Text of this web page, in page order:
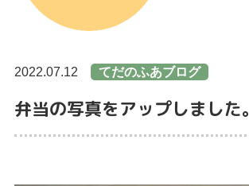
2022.07.12 てだのふあブログ
弁当の写真をアップしました。